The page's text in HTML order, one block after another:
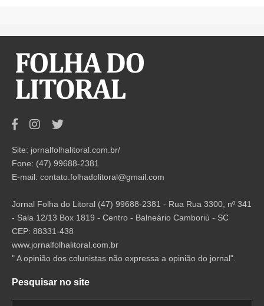
Site: jornalfolhalitoral.com.br/
Fone: (47) 99688-2381
E-mail: contato.folhadolitoral@gmail.com
Jornal Folha do Litoral (47) 99688-2381 - Rua Rua 3300, nº 341
- Sala 12/13 Box 1819 - Centro - Balneário Camboriú - SC
CEP: 88331-438
www.jornalfolhalitoral.com.br
" A opinião dos colunistas não expressa a opinião do jornal".
Pesquisar no site